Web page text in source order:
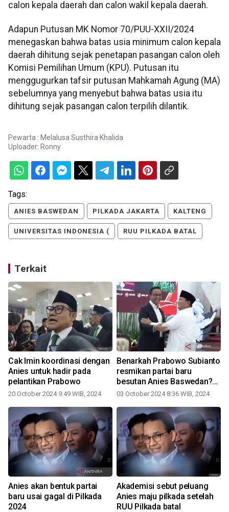
calon kepala daerah dan calon wakil kepala daerah.
Adapun Putusan MK Nomor 70/PUU-XXII/2024
menegaskan bahwa batas usia minimum calon kepala
daerah dihitung sejak penetapan pasangan calon oleh
Komisi Pemilihan Umum (KPU). Putusan itu
menggugurkan tafsir putusan Mahkamah Agung (MA)
sebelumnya yang menyebut bahwa batas usia itu
dihitung sejak pasangan calon terpilih dilantik.
Pewarta : Melalusa Susthira Khalida
Uploader: Ronny
Tags:
ANIES BASWEDAN PILKADA JAKARTA KALTENG
UNIVERSITAS INDONESIA ( RUU PILKADA BATAL
Terkait
Cak Imin koordinasi dengan
Anies untuk hadir pada
pelantikan Prabowo
20 October 2024 9:49 WIB, 2024
Benarkah Prabowo Subianto
resmikan partai baru
besutan Anies Baswedan?
Ini faktanya
03 October 2024 8:36 WIB, 2024
Anies akan bentuk partai
baru usai gagal di Pilkada
2024
Akademisi sebut peluang
Anies maju pilkada setelah
RUU Pilkada batal